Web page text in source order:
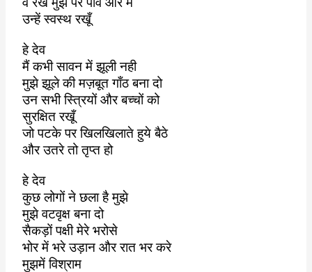
उन्हें स्वस्थ रखूँ
हे देव
मैं कभी सावन में झूली नही
मुझे झूले की मज़बूत गाँठ बना दो
उन सभी स्त्रियों और बच्चों को
सुरक्षित रखूँ
जो पटके पर खिलखिलाते हुये बैठे
और उतरे तो तृप्त हो
हे देव
कुछ लोगों ने छला है मुझे
मुझे वटवृक्ष बना दो
सैकड़ों पक्षी मेरे भरोसे
भोर में भरे उड़ान और रात भर करे
मुझमें विश्राम